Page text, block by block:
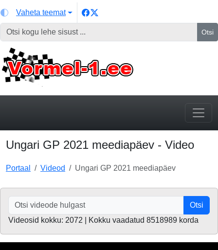
Vaheta teemat
Otsi
Ungari GP 2021 meediapäev - Video
Portaal Videod Ungari GP 2021 meediapäev
Otsi
Videosid kokku: 2072 | Kokku vaadatud 8518989 korda